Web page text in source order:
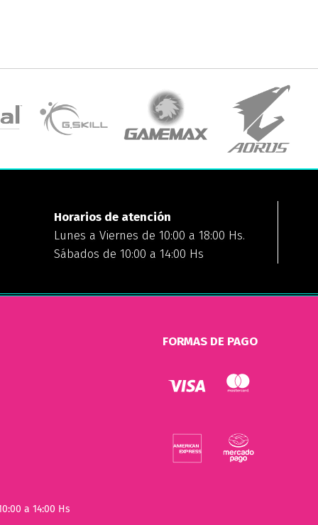
Horarios de atención
Lunes a Viernes de 10:00 a 18:00 Hs.
Sábados de 10:00 a 14:00 Hs
a 14:00 Hs
FORMAS DE PAGO